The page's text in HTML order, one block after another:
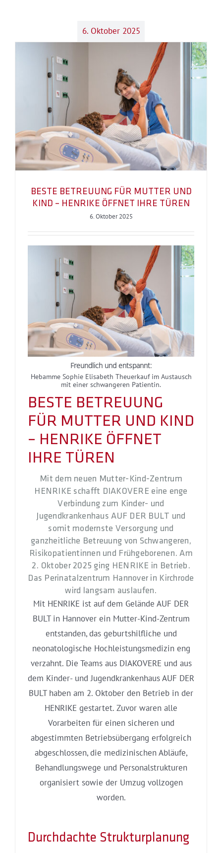
6. Oktober 2025
BESTE BETREUUNG FÜR MUTTER UND
KIND – HENRIKE ÖFFNET IHRE TÜREN
6. Oktober 2025
Freundlich und entspannt:
Hebamme Sophie Elisabeth Theuerkauf im Austausch
mit einer schwangeren Patientin.
BESTE BETREUUNG
FÜR MUTTER UND KIND
– HENRIKE ÖFFNET
IHRE TÜREN
Mit dem neuen Mutter-Kind-Zentrum
HENRIKE schafft DIAKOVERE eine enge
Verbindung zum Kinder- und
Jugendkrankenhaus AUF DER BULT und
somit modernste Versorgung und
ganzheitliche Betreuung von Schwangeren,
Risikopatientinnen und Frühgeborenen. Am
2. Oktober 2025 ging HENRIKE in Betrieb.
Das Perinatalzentrum Hannover in Kirchrode
wird langsam auslaufen.
Mit HENRIKE ist auf dem Gelände AUF DER
BULT in Hannover ein Mutter-Kind-Zentrum
entstanden, das geburtshilfliche und
neonatologische Hochleistungsmedizin eng
verzahnt. Die Teams aus DIAKOVERE und aus
dem Kinder- und Jugendkrankenhaus AUF DER
BULT haben am 2. Oktober den Betrieb in der
HENRIKE gestartet. Zuvor waren alle
Vorarbeiten für einen sicheren und
abgestimmten Betriebsübergang erfolgreich
abgeschlossen, die medizinischen Abläufe,
Behandlungswege und Personalstrukturen
organisiert sowie der Umzug vollzogen
worden.
Durchdachte Strukturplanung